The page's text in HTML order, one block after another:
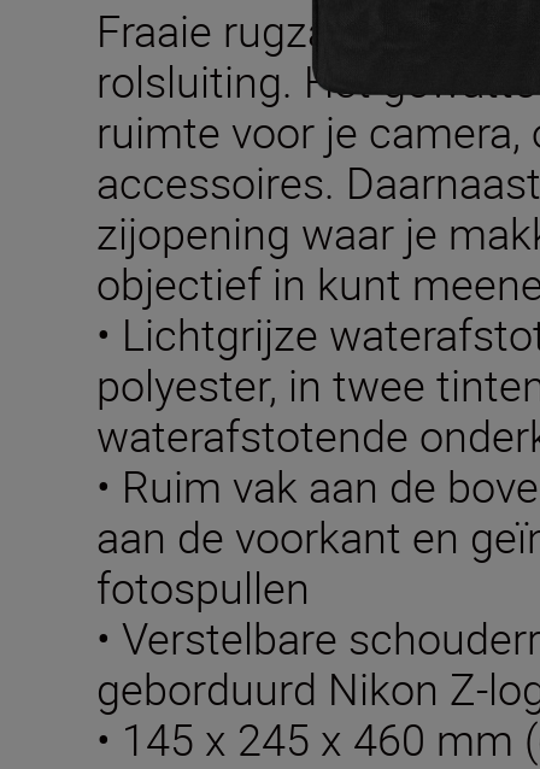
Fraaie rugzak voor
rolsluiting. Het
ruimte voor je camera,
accessoires.
zijopening waar je
objectief in kunt
• Lichtgrijze
polyester, in twee
waterafstotende
• Ruim vak aan de
aan de voorkant en
fotospullen
• Verstelbare
geborduurd Nikon Z-
• 145 x 245 x 460 mm